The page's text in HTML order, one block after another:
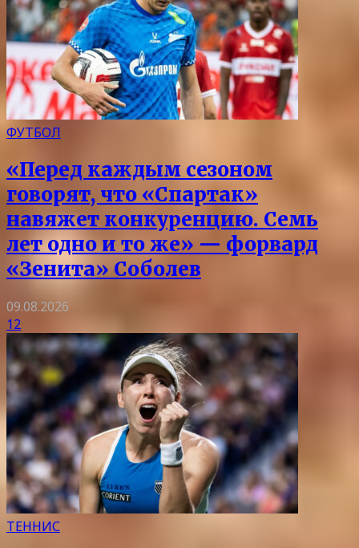
ФУТБОЛ
«Перед каждым сезоном
говорят, что «Спартак»
навяжет конкуренцию. Семь
лет одно и то же» — форвард
«Зенита» Соболев
09.08.2026
12
ТЕННИС